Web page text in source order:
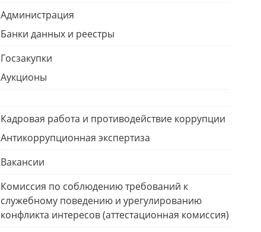
Администрация
Банки данных и реестры
Госзакупки
Аукционы
Кадровая работа и противодействие коррупции
Антикоррупционная экспертиза
Вакансии
Комиссия по соблюдению требований к
служебному поведению и урегулированию
конфликта интересов (аттестационная комиссия)